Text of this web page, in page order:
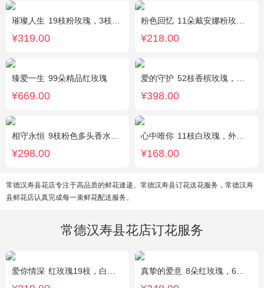
璀璨人生 19枝粉玫瑰，3枝向日葵，绿叶搭配
¥319.00
粉色回忆 11朵戴安娜粉玫瑰，尤加利间插，丰满搭配绿叶
¥218.00
臻爱一生 99朵精品红玫瑰
¥669.00
爱的守护 52枝香槟玫瑰，外围桔梗
¥398.00
相守永恒 9枝粉色多头香水百合，黄莺点缀，搭配剑叶。
¥298.00
心中唯你 11枝白玫瑰，外围紫色勿忘我。
¥168.00
常德汉寿县花店专注于高品质的鲜花速递、常德汉寿县订花送花服务，常德汉寿
县鲜花店认真完成每一束鲜花配送服务。
常德汉寿县花店订花服务
爱你情深 红玫瑰19枝，白色相思梅、栀子叶搭配 真挚的爱意 8朵红玫瑰，6朵香槟玫瑰，5朵粉玫瑰，叶上黄金点缀。